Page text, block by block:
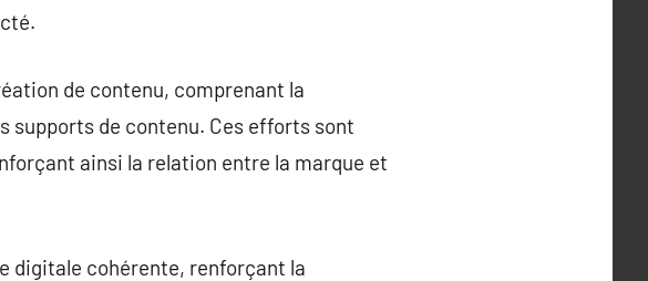
de contenu, comprenant la
supports de contenu. Ces efforts sont
ainsi la relation entre la marque et
digitale cohérente, renforçant la